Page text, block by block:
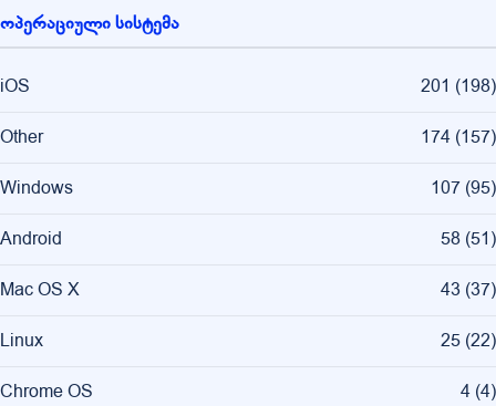
ოპერაციული სისტემა
iOS 201 (198)
Other 174 (157)
Windows 107 (95)
Android 58 (51)
Mac OS X 43 (37)
Linux 25 (22)
Chrome OS 4 (4)